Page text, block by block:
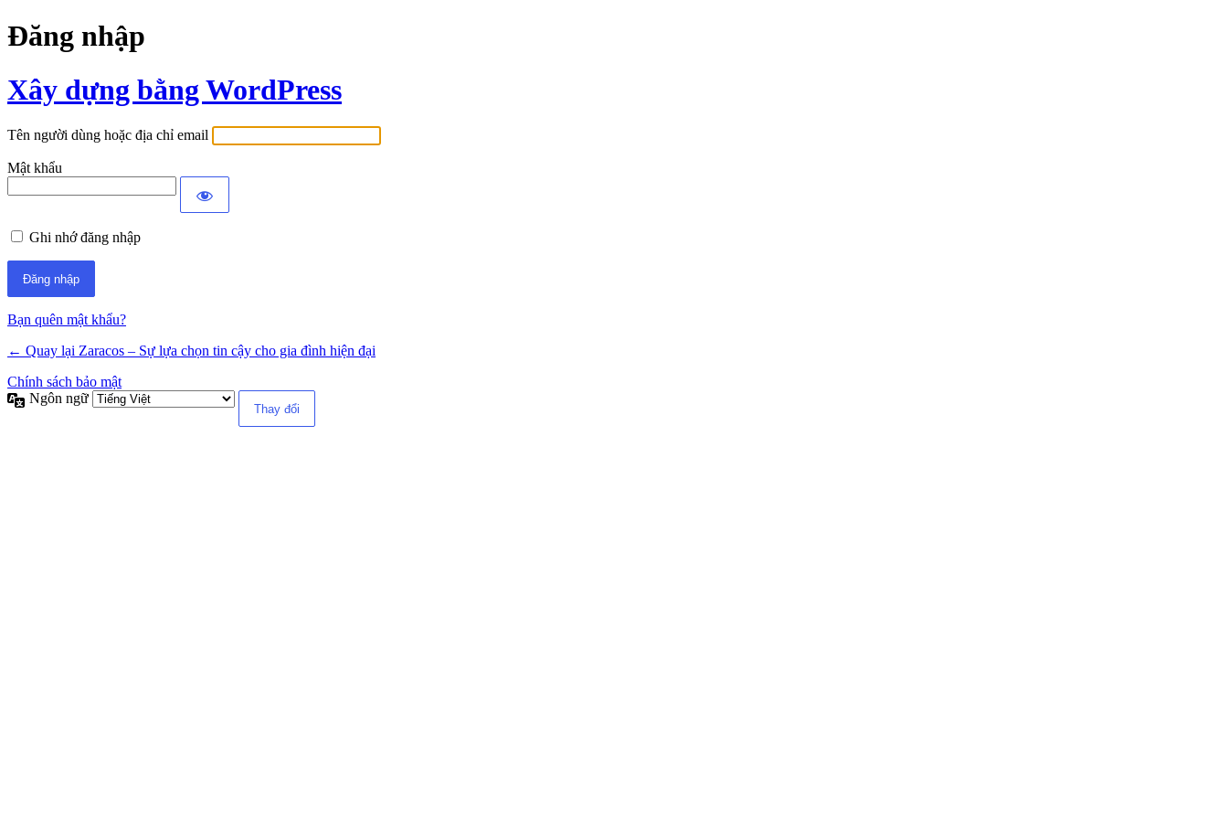
Đăng nhập
Xây dựng bằng WordPress
Tên người dùng hoặc địa chỉ email
Mật khẩu
Ghi nhớ đăng nhập
Bạn quên mật khẩu?
← Quay lại Zaracos – Sự lựa chọn tin cậy cho gia đình hiện đại
Chính sách bảo mật
Ngôn ngữ